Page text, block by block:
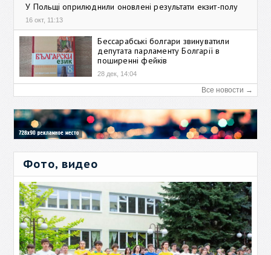
У Польщі оприлюднили оновлені результати екзит-полу
16 окт, 11:13
Бессарабські болгари звинуватили
депутата парламенту Болгарії в
поширенні фейків
28 дек, 14:04
Все новости →
Фото, видео